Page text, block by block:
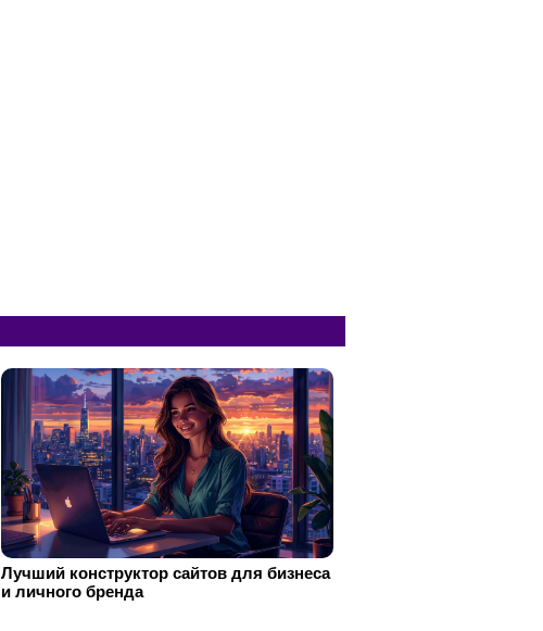
Лучший конструктор сайтов для бизнеса
и личного бренда